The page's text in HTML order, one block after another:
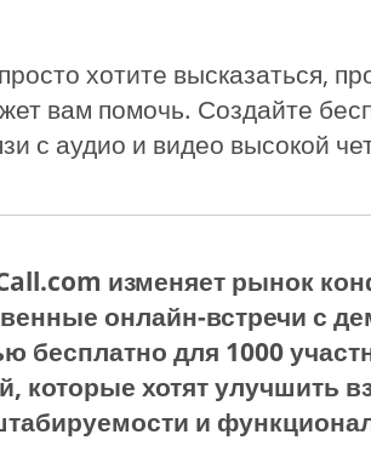
хотите высказаться,
вам помочь. Создайте
с аудио и видео высокой
изменяет рынок
онлайн-встречи с
бесплатно для 1000
которые хотят улучшить
и